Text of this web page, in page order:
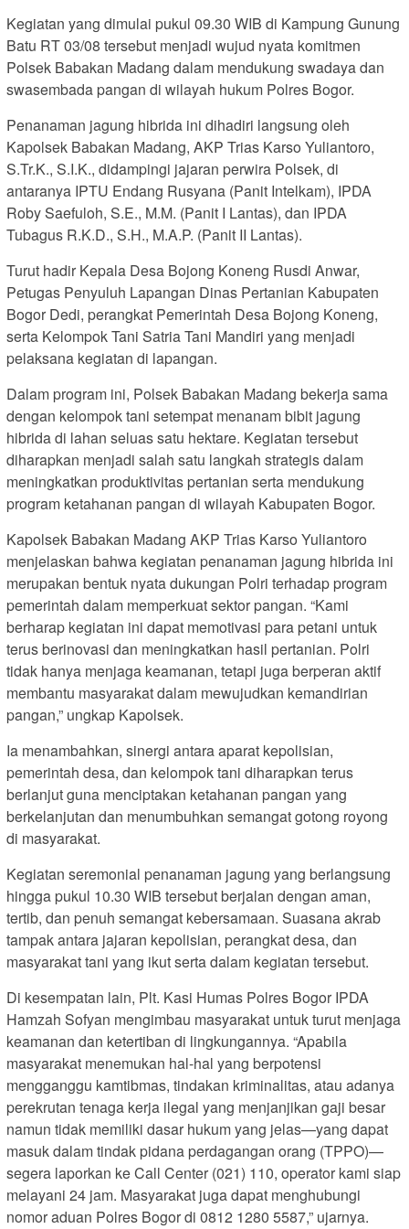
Kegiatan yang dimulai pukul 09.30 WIB di Kampung Gunung
Batu RT 03/08 tersebut menjadi wujud nyata komitmen
Polsek Babakan Madang dalam mendukung swadaya dan
swasembada pangan di wilayah hukum Polres Bogor.
Penanaman jagung hibrida ini dihadiri langsung oleh
Kapolsek Babakan Madang, AKP Trias Karso Yuliantoro,
S.Tr.K., S.I.K., didampingi jajaran perwira Polsek, di
antaranya IPTU Endang Rusyana (Panit Intelkam), IPDA
Roby Saefuloh, S.E., M.M. (Panit I Lantas), dan IPDA
Tubagus R.K.D., S.H., M.A.P. (Panit II Lantas).
Turut hadir Kepala Desa Bojong Koneng Rusdi Anwar,
Petugas Penyuluh Lapangan Dinas Pertanian Kabupaten
Bogor Dedi, perangkat Pemerintah Desa Bojong Koneng,
serta Kelompok Tani Satria Tani Mandiri yang menjadi
pelaksana kegiatan di lapangan.
Dalam program ini, Polsek Babakan Madang bekerja sama
dengan kelompok tani setempat menanam bibit jagung
hibrida di lahan seluas satu hektare. Kegiatan tersebut
diharapkan menjadi salah satu langkah strategis dalam
meningkatkan produktivitas pertanian serta mendukung
program ketahanan pangan di wilayah Kabupaten Bogor.
Kapolsek Babakan Madang AKP Trias Karso Yuliantoro
menjelaskan bahwa kegiatan penanaman jagung hibrida ini
merupakan bentuk nyata dukungan Polri terhadap program
pemerintah dalam memperkuat sektor pangan. “Kami
berharap kegiatan ini dapat memotivasi para petani untuk
terus berinovasi dan meningkatkan hasil pertanian. Polri
tidak hanya menjaga keamanan, tetapi juga berperan aktif
membantu masyarakat dalam mewujudkan kemandirian
pangan,” ungkap Kapolsek.
Ia menambahkan, sinergi antara aparat kepolisian,
pemerintah desa, dan kelompok tani diharapkan terus
berlanjut guna menciptakan ketahanan pangan yang
berkelanjutan dan menumbuhkan semangat gotong royong
di masyarakat.
Kegiatan seremonial penanaman jagung yang berlangsung
hingga pukul 10.30 WIB tersebut berjalan dengan aman,
tertib, dan penuh semangat kebersamaan. Suasana akrab
tampak antara jajaran kepolisian, perangkat desa, dan
masyarakat tani yang ikut serta dalam kegiatan tersebut.
Di kesempatan lain, Plt. Kasi Humas Polres Bogor IPDA
Hamzah Sofyan mengimbau masyarakat untuk turut menjaga
keamanan dan ketertiban di lingkungannya. “Apabila
masyarakat menemukan hal-hal yang berpotensi
mengganggu kamtibmas, tindakan kriminalitas, atau adanya
perekrutan tenaga kerja ilegal yang menjanjikan gaji besar
namun tidak memiliki dasar hukum yang jelas—yang dapat
masuk dalam tindak pidana perdagangan orang (TPPO)—
segera laporkan ke Call Center (021) 110, operator kami siap
melayani 24 jam. Masyarakat juga dapat menghubungi
nomor aduan Polres Bogor di 0812 1280 5587,” ujarnya.